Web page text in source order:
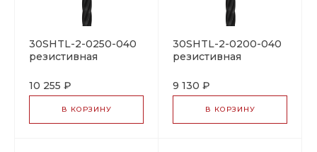
30SHTL-2-0250-040
резистивная
секция
10 255 ₽
В КОРЗИНУ
30SHTL-2-0200-040
резистивная
секция
9 130 ₽
В КОРЗИНУ